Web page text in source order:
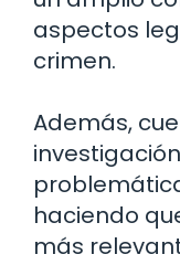
aspectos
crimen.
Además,
haciendo
más